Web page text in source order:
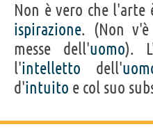
Non è vero che
ispirazione. (Non
messe dell'uomo).
l'intelletto dell'
d'intuito e col suo